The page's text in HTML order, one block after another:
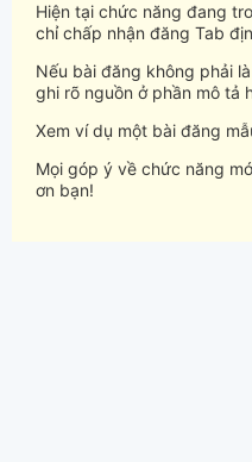
Hiện tại chức năng đang
chỉ chấp nhận đăng Tab
Nếu bài đăng không phải
ghi rõ nguồn ở phần mô tả
Xem ví dụ một bài đăng
Mọi góp ý về chức năng
ơn bạn!